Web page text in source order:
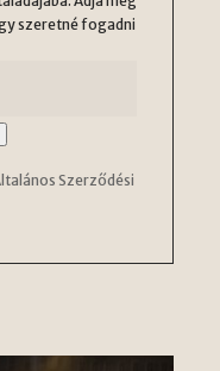
szeretné fogadni
Szerződési